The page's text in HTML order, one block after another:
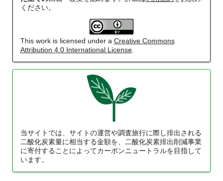
阪急電鉄・阪神電気鉄道配線略図1975
メロンブックス
東武鉄道配線略図1975
楽天市場 書泉 メロンブックス BOOTH
ください。
This work is licensed under a Creative Commons
Attribution 4.0 International License.
当サイトでは、サイトの運営や調査旅行に際し排出される
二酸化炭素量に相当する金額を、二酸化炭素排出削減事業
に寄付することによってカーボンニュートラルを目指して
います。